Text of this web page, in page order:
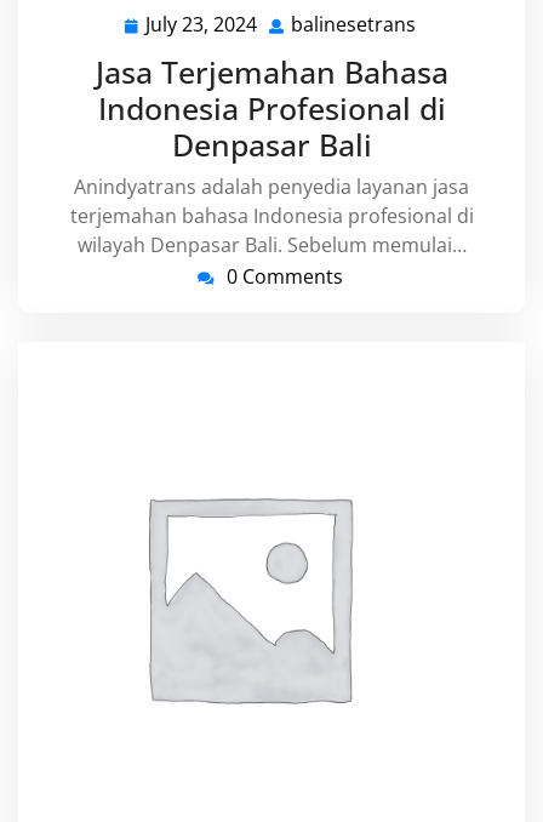
July 23, 2024 July
23,
2024
balinesetrans
Jasa Terjemahan Bahasa
Indonesia Profesional di
Denpasar Bali
Anindyatrans adalah penyedia layanan jasa
terjemahan bahasa Indonesia profesional di
wilayah Denpasar Bali. Sebelum memulai…
0 Comments